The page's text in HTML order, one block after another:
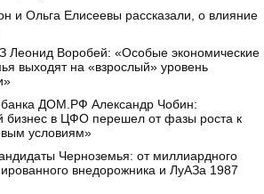
и Ольга Елисеевы рассказали, о влияние
Леонид Воробей: «Особые экономические
выходят на «взрослый» уровень
ДОМ.РФ Александр Чобин:
бизнес в ЦФО перешел от фазы роста к
условиям»
Черноземья: от миллиардного
внедорожника и ЛуАЗа 1987